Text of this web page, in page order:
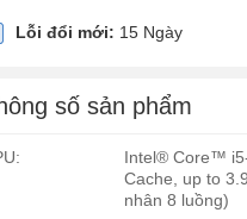
Lỗi đổi mới: 15 Ngày
số sản phẩm
Intel® Core™
Cache, up to
nhân 8 luồng)